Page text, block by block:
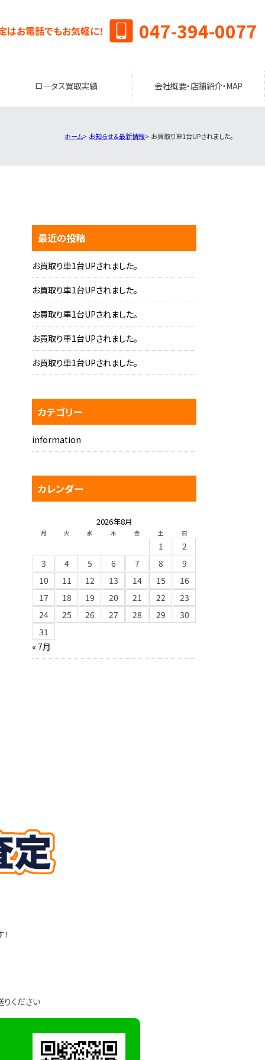
はお電話でもお気軽に！ 047-394-0077
ロータス買取実績 会社概要・店舗紹介・MAP
ホーム お知らせ＆最新情報 お買取り車1台UPされました。
最近の投稿
お買取り車1台UPされました。
お買取り車1台UPされました。
お買取り車1台UPされました。
お買取り車1台UPされました。
お買取り車1台UPされました。
カテゴリー
information
カレンダー
2026年8月
月 火 水 木 金 土 日
1
2
3
4 5 6 7 8
9
10
11 12 13 14 15
16
17
18 19 20 21 22
23
24
25 26 27 28 29
30
31
« 7月
ください